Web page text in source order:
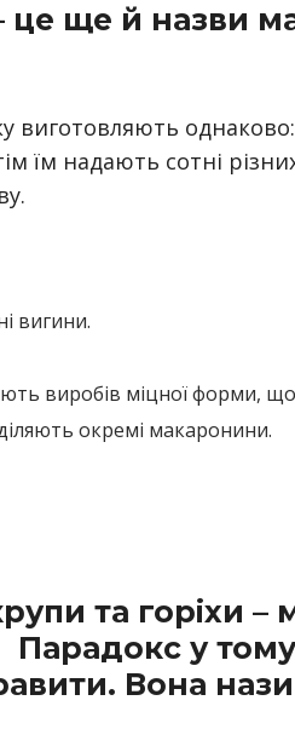
це ще й назви
виготовляють
їм надають сотні
вигини.
виробів міцної форми,
окремі макаронини.
та горіхи –
Парадокс у
Вона